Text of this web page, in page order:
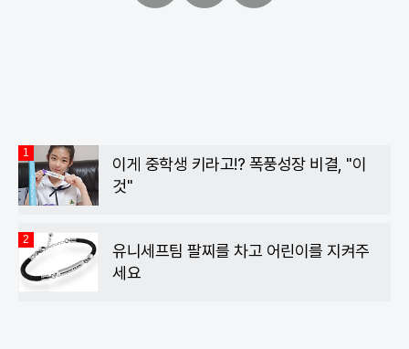
1
이게 중학생 키라고!? 폭풍성장 비결, "이
것"
2
유니세프팀 팔찌를 차고 어린이를 지켜주
세요